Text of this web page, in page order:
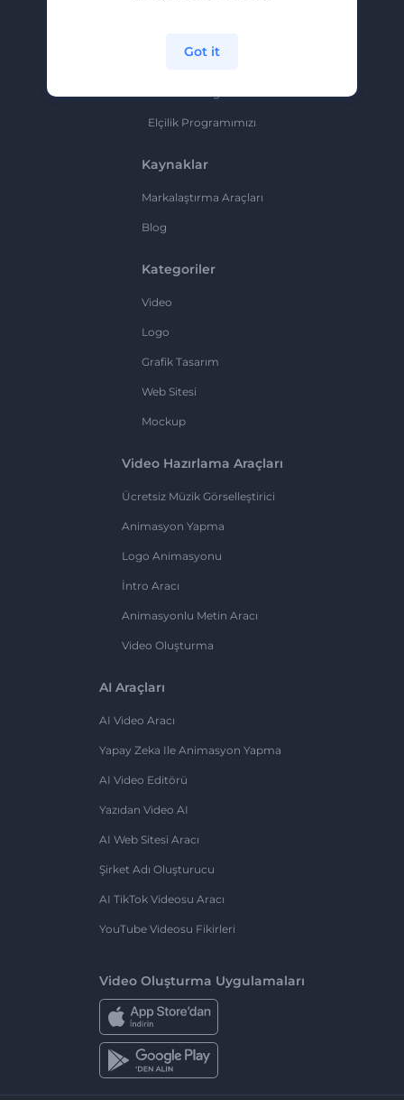
Elçilik Programımızı
Kaynaklar
Markalaştırma Araçları
Blog
Kategoriler
Video
Logo
Grafik Tasarım
Web Sitesi
Mockup
Video Hazırlama Araçları
Ücretsiz Müzik Görselleştirici
Animasyon Yapma
Logo Animasyonu
İntro Aracı
Animasyonlu Metin Aracı
Video Oluşturma
AI Araçları
AI Video Aracı
Yapay Zeka Ile Animasyon Yapma
AI Video Editörü
Yazıdan Video AI
AI Web Sitesi Aracı
Şirket Adı Oluşturucu
AI TikTok Videosu Aracı
YouTube Videosu Fikirleri
Video Oluşturma Uygulamaları
Got it